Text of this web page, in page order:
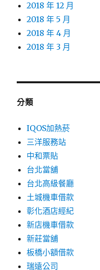
2018 年 12 月
2018 年 5 月
2018 年 4 月
2018 年 3 月
分類
IQOS加熱菸
三洋服務站
中和票貼
台北當舖
台北高級餐廳
土城機車借款
彰化酒店經紀
新店機車借款
新莊當舖
板橋小額借款
瑞遠公司